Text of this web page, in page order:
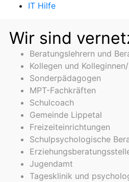
IT Hilfe
Wir sind
Beratungslehrern und
Kollegen und
Sonderpädagogen
MPT-Fachkräften
Schulcoach
Gemeinde Lippetal
Freizeiteinrichtungen
Schulpsychologische
Jugendamt
Tagesklinik und